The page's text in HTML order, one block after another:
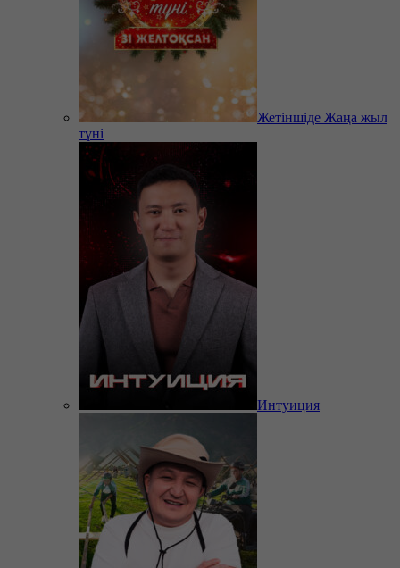
Жетіншіде Жаңа жыл
түні
Интуиция